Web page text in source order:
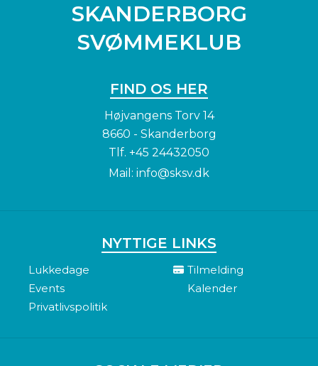
SKANDERBORG
SVØMMEKLUB
FIND OS HER
Højvangens Torv 14
8660 - Skanderborg
Tlf. +45 24432050
Mail: info@sksv.dk
NYTTIGE LINKS
Lukkedage
Tilmelding
Events
Kalender
Privatlivspolitik